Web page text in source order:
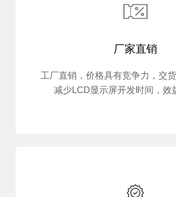
厂家直销
工厂直销，价格具有竞争力，交
减少LCD显示屏开发时间，效